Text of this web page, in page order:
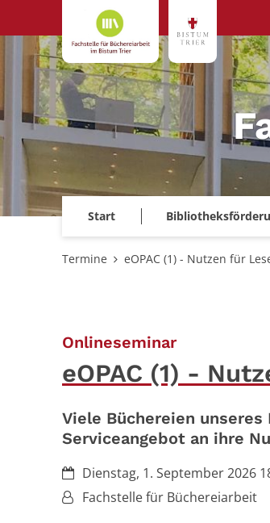
Zum Inhalt springen
Start
Termine eOPAC (1) - Nutzen für
Onlineseminar:
eOPAC (1) -
Viele Büchereien
Serviceangebot an ihre
Datum:Dienstag, 1. September 2026
Von:Fachstelle für Büchereiarbeit